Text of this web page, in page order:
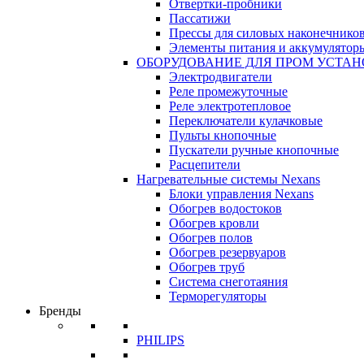
Отвертки-пробники
Пассатижи
Прессы для силовых наконечников
Элементы питания и
ОБОРУДОВАНИЕ ДЛЯ ПРОМ
Электродвигатели
Реле промежуточные
Реле электротепловое
Переключатели кулачковые
Пульты кнопочные
Пускатели ручные кнопочные
Расцепители
Нагревательные системы Nexans
Блоки управления Nexans
Обогрев водостоков
Обогрев кровли
Обогрев полов
Обогрев резервуаров
Обогрев труб
Система снеготаяния
Терморегуляторы
Бренды
PHILIPS